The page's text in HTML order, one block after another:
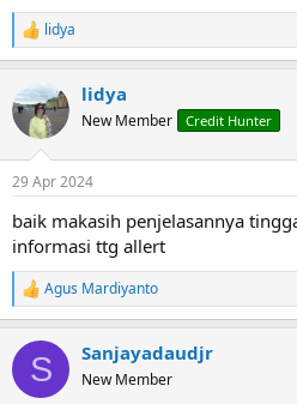
R
e
c
t
i
s
lidya
lidya
New Member Credit Hunter
29 Apr 2024
baik makasih penjelasannya
informasi ttg allert
R
e
c
i
Agus Mardiyanto
S Sanjayadaudjr
New Member